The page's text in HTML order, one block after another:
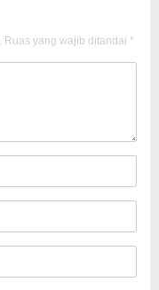
Ruas yang wajib ditandai *